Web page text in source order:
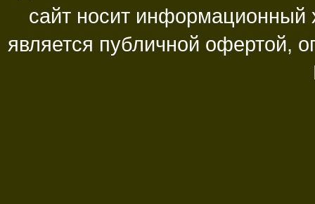
сайт носит информационный
является публичной офертой,